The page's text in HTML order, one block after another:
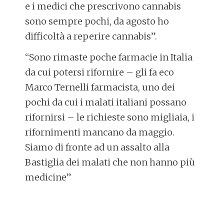
e i medici che prescrivono cannabis
sono sempre pochi, da agosto ho
difficoltà a reperire cannabis”.
“Sono rimaste poche farmacie in Italia
da cui potersi rifornire – gli fa eco
Marco Ternelli farmacista, uno dei
pochi da cui i malati italiani possano
rifornirsi – le richieste sono migliaia, i
rifornimenti mancano da maggio.
Siamo di fronte ad un assalto alla
Bastiglia dei malati che non hanno più
medicine”